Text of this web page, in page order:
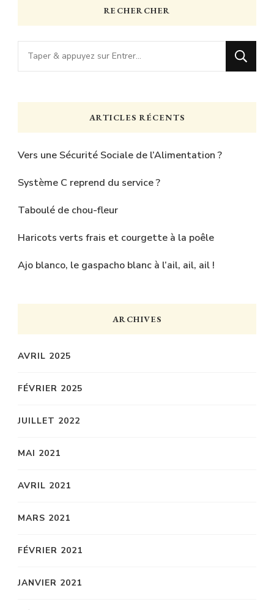
RECHERCHER
Vous
recherchiez
chose
ARTICLES RÉCENTS
Vers une Sécurité Sociale de l’Alimentation ?
Système C reprend du service ?
Taboulé de chou-fleur
Haricots verts frais et courgette à la poêle
Ajo blanco, le gaspacho blanc à l’ail, ail, ail !
ARCHIVES
AVRIL 2025
FÉVRIER 2025
JUILLET 2022
MAI 2021
AVRIL 2021
MARS 2021
FÉVRIER 2021
JANVIER 2021